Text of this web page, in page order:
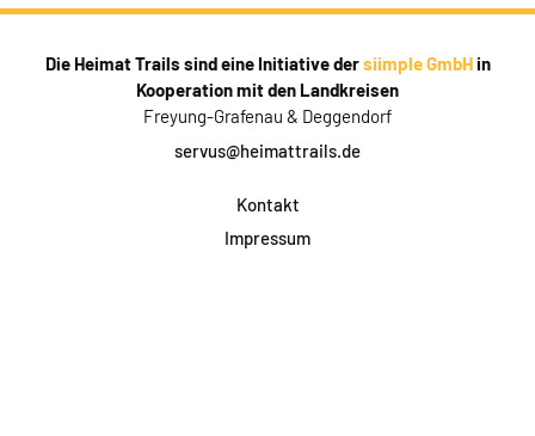
Die Heimat Trails sind eine Initiative dersiimple GmbHin
Kooperation mit den Landkreisen
Freyung-Grafenau & Deggendorf
servus@heimattrails.de
Kontakt
Impressum